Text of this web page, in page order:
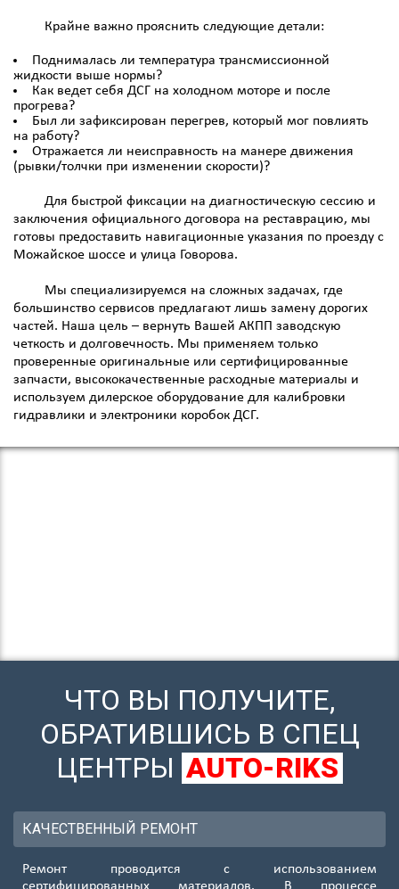
Крайне важно прояснить следующие детали:
Поднималась ли температура трансмиссионной
жидкости выше нормы?
Как ведет себя ДСГ на холодном моторе и после
прогрева?
Был ли зафиксирован перегрев, который мог повлиять
на работу?
Отражается ли неисправность на манере движения
(рывки/толчки при изменении скорости)?
Для быстрой фиксации на диагностическую сессию и
заключения официального договора на реставрацию, мы
готовы предоставить навигационные указания по проезду с
Можайское шоссе и улица Говорова.
Мы специализируемся на сложных задачах, где
большинство сервисов предлагают лишь замену дорогих
частей. Наша цель – вернуть Вашей АКПП заводскую
четкость и долговечность. Мы применяем только
проверенные оригинальные или сертифицированные
запчасти, высококачественные расходные материалы и
используем дилерское оборудование для калибровки
гидравлики и электроники коробок ДСГ.
ЧТО ВЫ ПОЛУЧИТЕ,
ОБРАТИВШИСЬ В СПЕЦ
ЦЕНТРЫ AUTO-RIKS
КАЧЕСТВЕННЫЙ РЕМОНТ
Ремонт проводится с использованием